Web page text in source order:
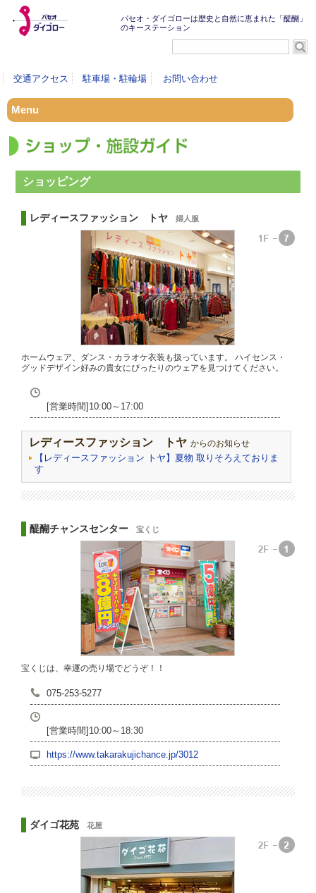
パセオ・ダイゴローは歴史と自然に恵まれた「醍醐」
のキーステーション
交通アクセス 駐車場・駐輪場 お問い合わせ
Menu
ショッピング
レディースファッション トヤ 婦人服
ホームウェア、ダンス・カラオケ衣装も扱っています。 ハイセンス・
グッドデザイン好みの貴女にぴったりのウェアを見つけてください。
[営業時間]10:00～17:00
レディースファッション トヤ からのお知らせ
【レディースファッション トヤ】夏物 取りそろえておりま
す
醍醐チャンスセンター 宝くじ
宝くじは、幸運の売り場でどうぞ！！
075-253-5277
[営業時間]10:00～18:30
https://www.takarakujichance.jp/3012
ダイゴ花苑 花屋